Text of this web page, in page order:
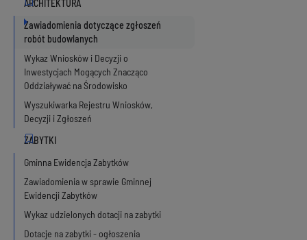
Zawiadomienia dotyczące zgłoszeń
robót budowlanych
Wykaz Wniosków i Decyzji o
Inwestycjach Mogących Znacząco
Oddziaływać na Środowisko
Wyszukiwarka Rejestru Wniosków,
Decyzji i Zgłoszeń
Gminna Ewidencja Zabytków
Zawiadomienia w sprawie Gminnej
Ewidencji Zabytków
Wykaz udzielonych dotacji na zabytki
Dotacje na zabytki - ogłoszenia